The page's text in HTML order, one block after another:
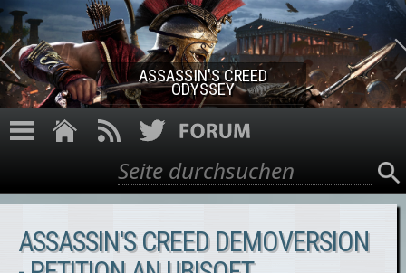
Direkt zum Inhalt
ASSASSIN'S CREED ROGUE
REMASTERED
Suchformular
Suche
ASSASSIN'S CREED DEMOVERSION